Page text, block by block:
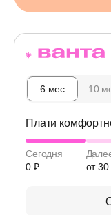
6 мес 10
Плати
Сегодня
0 ₽
от